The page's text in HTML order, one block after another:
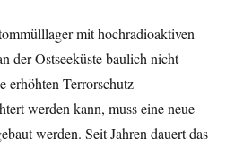
mit hochradioaktiven
der Ostseeküste baulich nicht
erhöhten Terrorschutz-
werden kann, muss eine neue
werden. Seit Jahren dauert das